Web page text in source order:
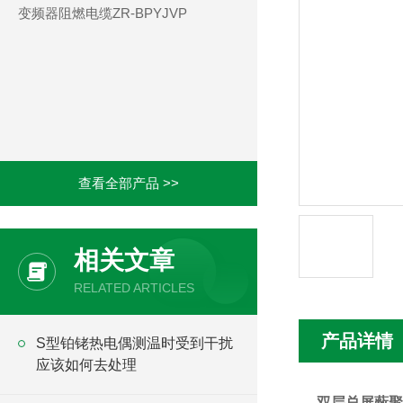
变频器阻燃电缆ZR-BPYJVP
查看全部产品 >>
相关文章
RELATED ARTICLES
S型铂铑热电偶测温时受到干扰
应该如何去处理
产品详情